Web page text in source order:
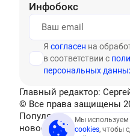
Инфобокс
Я согласен на
в соответствии с
персональных
Главный редактор:
© Все права защищены
Популярные тесты,
новости
Мы используем
cookies, чтобы